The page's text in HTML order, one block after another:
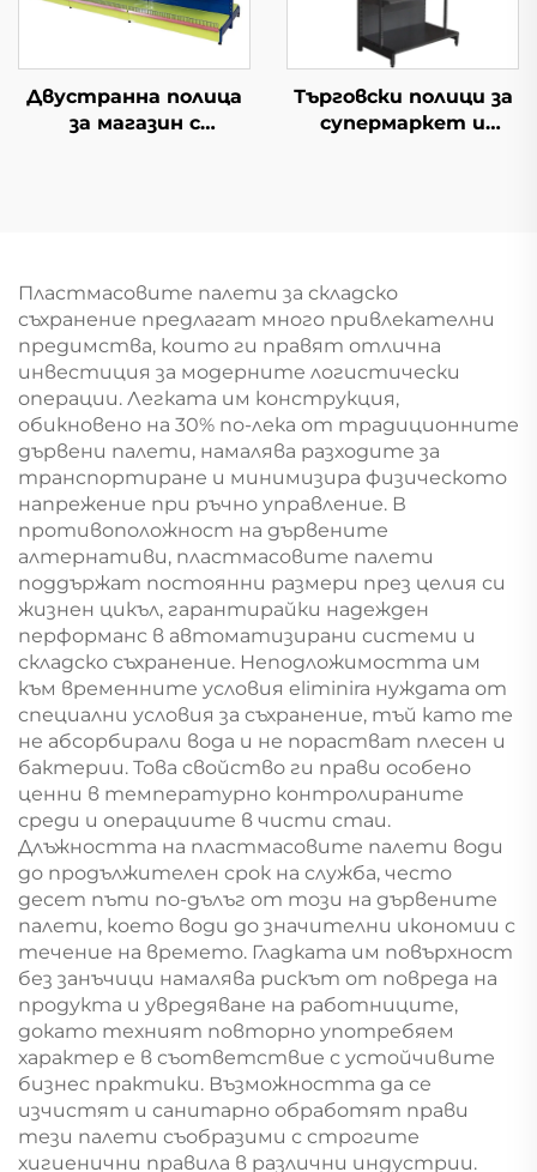
Двустранна полица
за магазин с
Търговски полици за
супермаркет и
Пластмасовите палети за складско
съхранение предлагат много привлекателни
предимства, които ги правят отлична
инвестиция за модерните логистически
операции. Легката им конструкция,
обикновено на 30% по-лека от традиционните
дървени палети, намалява разходите за
транспортиране и минимизира физическото
напрежение при ръчно управление. В
противоположност на дървените
алтернативи, пластмасовите палети
поддържат постоянни размери през целия си
жизнен цикъл, гарантирайки надежден
перформанс в автоматизирани системи и
складско съхранение. Неподложимостта им
към временните условия eliminira нуждата от
специални условия за съхранение, тъй като те
не абсорбирали вода и не порастват плесен и
бактерии. Това свойство ги прави особено
ценни в температурно контролираните
среди и операциите в чисти стаи.
Длъжността на пластмасовите палети води
до продължителен срок на служба, често
десет пъти по-дълъг от този на дървените
палети, което води до значителни икономии с
течение на времето. Гладката им повърхност
без занъчици намалява рискът от повреда на
продукта и увредяване на работниците,
докато техният повторно употребяем
характер е в съответствие с устойчивите
бизнес практики. Възможността да се
изчистят и санитарно обработят прави
тези палети съобразими с строгите
хигиенични правила в различни индустрии.